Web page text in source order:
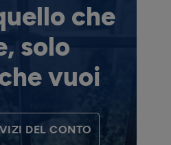
che
solo
vuoi
DEL CONTO